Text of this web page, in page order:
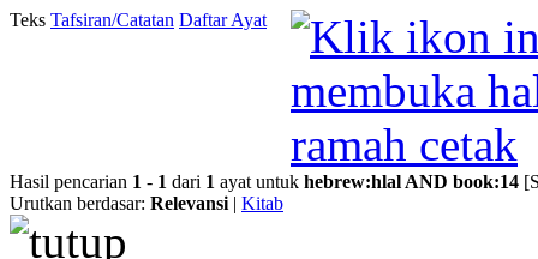
Teks Tafsiran/Catatan Daftar Ayat
Hasil pencarian 1 - 1 dari 1 ayat untuk hebrew:hlal AND book:14
Urutkan berdasar: Relevansi | Kitab